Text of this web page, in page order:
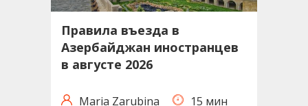
Правила въезда в
Азербайджан иностранцев
в августе 2026
Maria Zarubina
15 мин